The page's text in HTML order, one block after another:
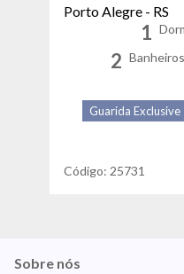
Porto Alegre - RS
1
2 Banheiros
Guarida Exclusive
Código: 25731
Sobre nós